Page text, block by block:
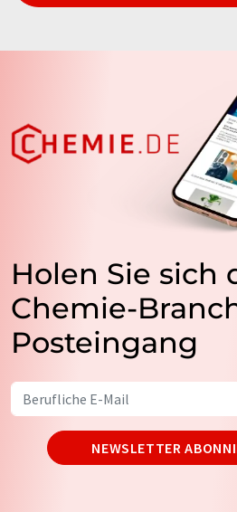
Holen Sie sich
Chemie-
Posteingang
NEWSLETTER